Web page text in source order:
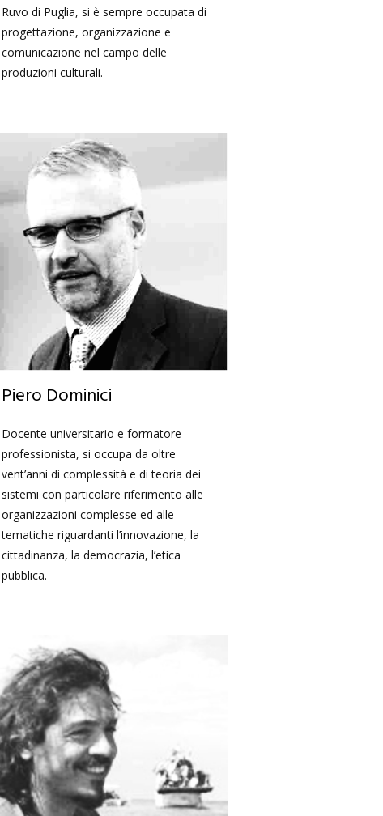
Ruvo di Puglia, si è sempre occupata di
progettazione, organizzazione e
comunicazione nel campo delle
produzioni culturali.
Piero Dominici
Docente universitario e formatore
professionista, si occupa da oltre
vent’anni di complessità e di teoria dei
sistemi con particolare riferimento alle
organizzazioni complesse ed alle
tematiche riguardanti l’innovazione, la
cittadinanza, la democrazia, l’etica
pubblica.